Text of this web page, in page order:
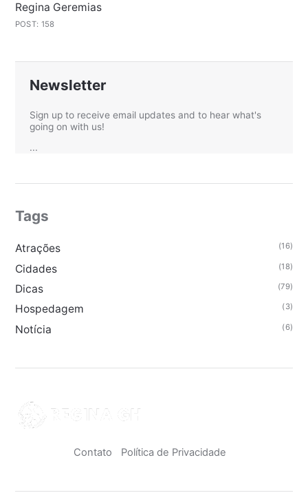
Regina Geremias
POST: 158
Newsletter
Sign up to receive email updates and to hear what's
going on with us!
...
Tags
Atrações (16)
Cidades (18)
Dicas (79)
Hospedagem (3)
Notícia (6)
Contato Política de Privacidade